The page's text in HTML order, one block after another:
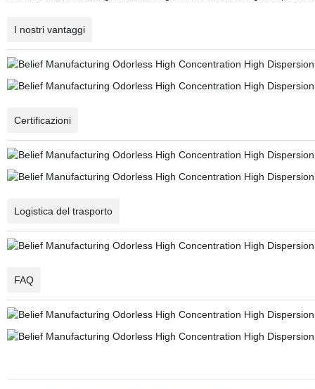
I nostri vantaggi
Certificazioni
Logistica del trasporto
FAQ